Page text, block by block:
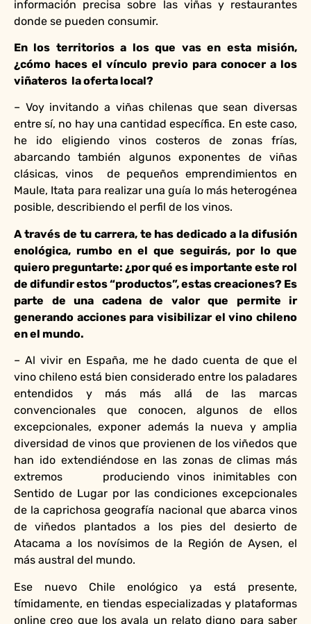
información precisa sobre las viñas y restaurantes
donde se pueden consumir.
En los territorios a los que vas en esta misión,
¿cómo haces el vínculo previo para conocer a los
viñateros la oferta local?
– Voy invitando a viñas chilenas que sean diversas
entre sí, no hay una cantidad específica. En este caso,
he ido eligiendo vinos costeros de zonas frías,
abarcando también algunos exponentes de viñas
clásicas, vinos de pequeños emprendimientos en
Maule, Itata para realizar una guía lo más heterogénea
posible, describiendo el perfil de los vinos.
A través de tu carrera, te has dedicado a la difusión
enológica, rumbo en el que seguirás, por lo que
quiero preguntarte: ¿por qué es importante este rol
de difundir estos “productos”, estas creaciones? Es
parte de una cadena de valor que permite ir
generando acciones para visibilizar el vino chileno
en el mundo.
– Al vivir en España, me he dado cuenta de que el
vino chileno está bien considerado entre los paladares
entendidos y más más allá de las marcas
convencionales que conocen, algunos de ellos
excepcionales, exponer además la nueva y amplia
diversidad de vinos que provienen de los viñedos que
han ido extendiéndose en las zonas de climas más
extremos produciendo vinos inimitables con
Sentido de Lugar por las condiciones excepcionales
de la caprichosa geografía nacional que abarca vinos
de viñedos plantados a los pies del desierto de
Atacama a los novísimos de la Región de Aysen, el
más austral del mundo.
Ese nuevo Chile enológico ya está presente,
tímidamente, en tiendas especializadas y plataformas
online creo que los avala un relato digno para saber